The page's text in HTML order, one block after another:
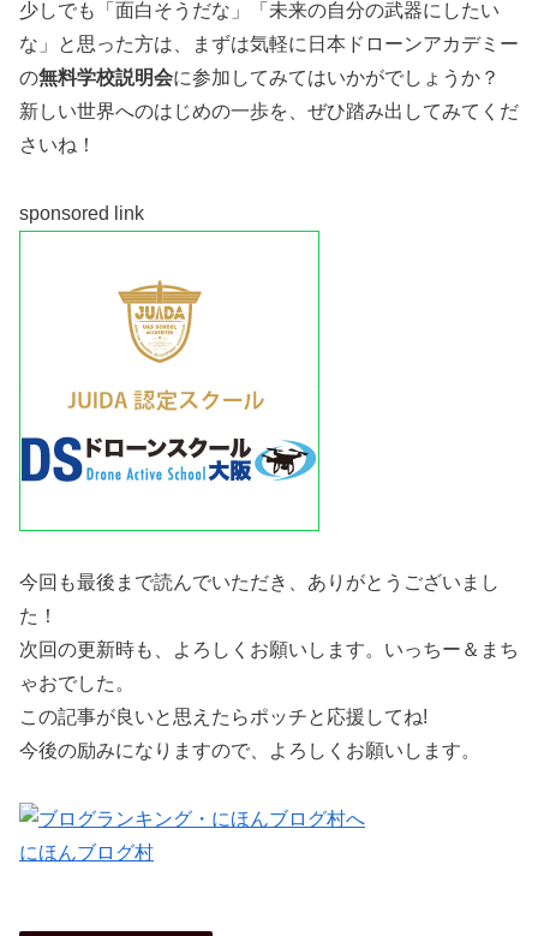
少しでも「面白そうだな」「未来の自分の武器にしたい
な」と思った方は、まずは気軽に 日本ドローンアカデミー
の無料学校説明会に参加してみてはいかがでしょうか？
新しい世界へのはじめの一歩を、ぜひ踏み出してみてくだ
さいね！
sponsored link
今回も最後まで読んでいただき、ありがとうございまし
た！
次回の更新時も、よろしくお願いします。いっちー＆まち
ゃおでした。
この記事が良いと思えたらポッチと応援してね!
今後の励みになりますので、よろしくお願いします。
にほんブログ村